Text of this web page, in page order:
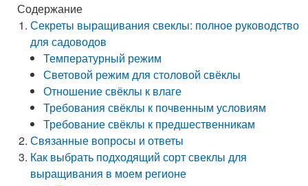
Содержание
Секреты выращивания свеклы: полное руководство
для садоводов
Температурный режим
Световой режим для столовой свёклы
Отношение свёклы к влаге
Требования свёклы к почвенным условиям
Требование свёклы к предшественникам
Связанные вопросы и ответы
Как выбрать подходящий сорт свеклы для
выращивания в моем регионе